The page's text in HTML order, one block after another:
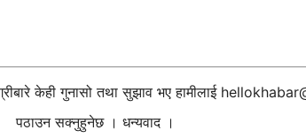
केही गुनासो तथा सुझाव भए हामीलाई
पठाउन सक्नुहुनेछ । धन्यवाद ।